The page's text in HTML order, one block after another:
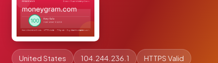
United States 104.244.236.1 HTTPS Valid